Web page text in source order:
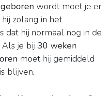
geboren wordt moet je er
zolang in het
dat hij normaal nog in de
je bij 30 weken
moet hij gemiddeld
blijven.